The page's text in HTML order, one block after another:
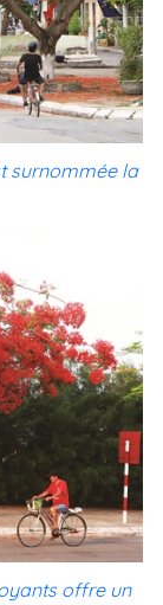
surnommée la
offre un